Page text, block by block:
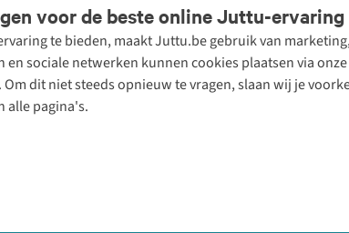
voor de beste online Juttu-ervaring
te bieden, maakt Juttu.be gebruik van
sociale netwerken kunnen cookies plaatsen via
dit niet steeds opnieuw te vragen, slaan wij je
alle pagina's.
Disclaimer